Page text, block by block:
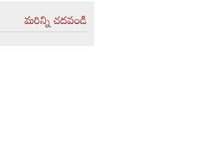
మరిన్ని చదవండి